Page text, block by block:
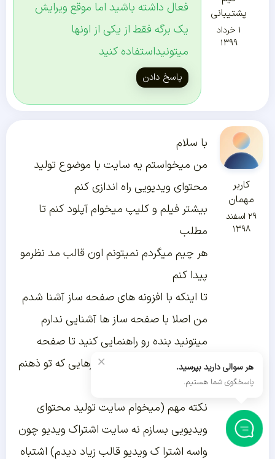
پشتیبانی
۱ خرداد
۱۳۹۹
فعال داشته باشید اما موقع ویرایش
یک برگه فقط از یکی از اونها
میتونیداستفاده کنید
پاسخ دادن
کاربر
مهمان
۲۹ اسفند
۱۳۹۸
با سلام
من میخواستم یه سایت با موضوع تولید
محتوای ویدیویی راه اندازی کنم
بیشتر فیلم و کلیپ میخوام آپلود کنم تا
مطلب
هر چیم میگردم نمیتونم اون قالب مد نظرمو
پیدا کنم
تا اینکه با افزونه های صفحه ساز آشنا شدم
من اصلا با صفحه ساز ها آشنایی ندارم
میتونید بنده رو راهنمایی کنید تا صفحه
سازی رو انتخاب کنم که چیزهایی که تو ذهنم
هستش رو پیاده سازی کنم
نکته مهم (میخوام سایت تولید محتوای
ویدیویی بسازم نه سایت اشتراک ویدیو چون
واسه اشترا ک ویدیو قالب زیاد دیدم) اشتباه
× هر سوالی دارید بپرسید.
پاسخگوی شما هستیم.